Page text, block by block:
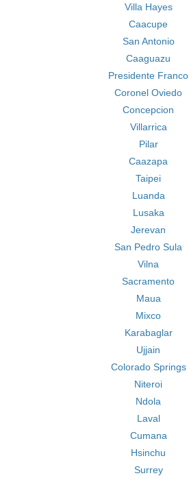
Villa Hayes
Caacupe
San Antonio
Caaguazu
Presidente Franco
Coronel Oviedo
Concepcion
Villarrica
Pilar
Caazapa
Taipei
Luanda
Lusaka
Jerevan
San Pedro Sula
Vilna
Sacramento
Maua
Mixco
Karabaglar
Ujjain
Colorado Springs
Niteroi
Ndola
Laval
Cumana
Hsinchu
Surrey